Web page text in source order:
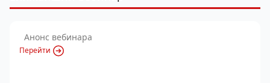
Анонс вебинара
Перейти